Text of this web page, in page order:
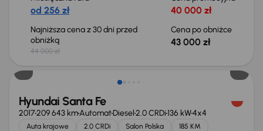
od 256 zł 40 000 zł
Najniższa cena z 30 dni przed
obniżką
44 000 zł
Cena po obniżce
43 000 zł
Hyundai Santa Fe
2017209 643 kmAutomatDiesel2.0 CRDi136 kW4x4
Auta krajowe 2.0 CRDi Salon Polska
185 KM